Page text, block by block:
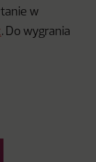
w
. Do wygrania